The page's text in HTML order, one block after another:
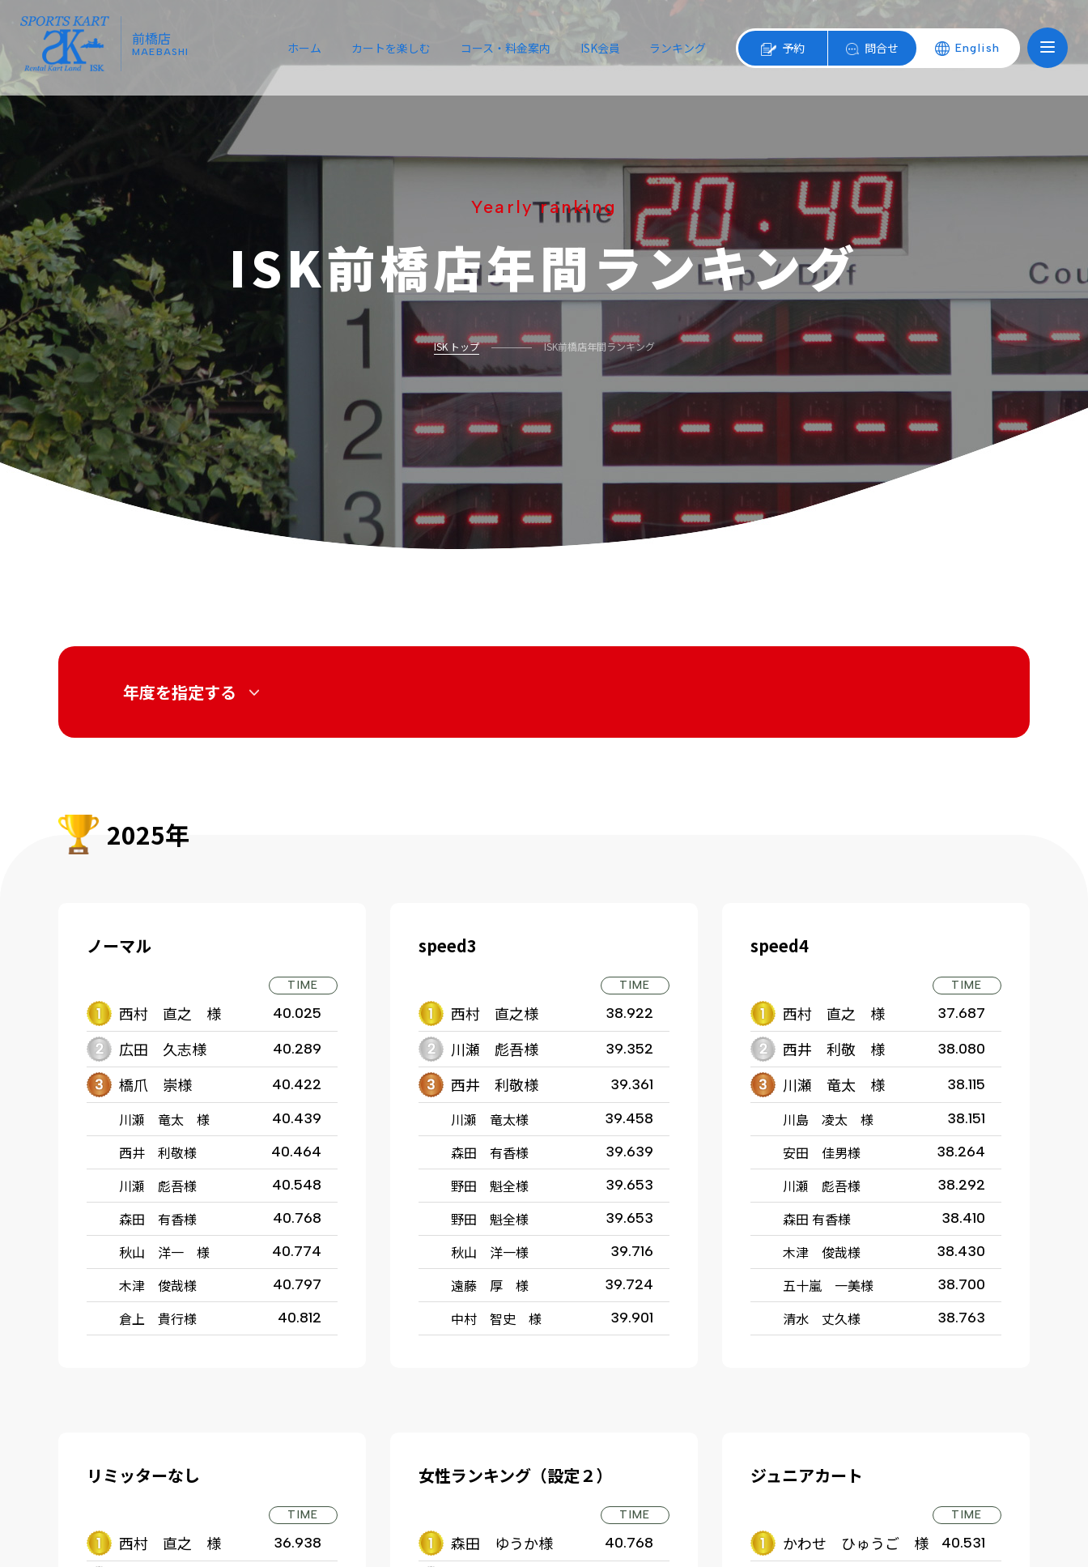
前橋店
MAEBASHI ホーム カートを楽しむ コース・料金案内 ISK会員 ランキング 予約 問合せ English
Yearly ranking
ISK前橋店年間ランキング
ISK トップ ISK前橋店年間ランキング
年度を指定する
2025年
ノーマル
TIME
西村 直之 様 40.025
広田 久志様 40.289
橋爪 崇様 40.422
川瀬 竜太 様 40.439
西井 利敬様 40.464
川瀬 彪吾様 40.548
森田 有香様 40.768
秋山 洋一 様 40.774
木津 俊哉様 40.797
倉上 貴行様 40.812
speed3
TIME
西村 直之様 38.922
川瀬 彪吾様 39.352
西井 利敬様 39.361
川瀬 竜太様 39.458
森田 有香様 39.639
野田 魁全様 39.653
野田 魁全様 39.653
秋山 洋一様 39.716
遠藤 厚 様 39.724
中村 智史 様 39.901
speed4
TIME
西村 直之 様 37.687
西井 利敬 様 38.080
川瀬 竜太 様 38.115
川島 凌太 様 38.151
安田 佳男様 38.264
川瀬 彪吾様 38.292
森田 有香様 38.410
木津 俊哉様 38.430
五十嵐 一美様 38.700
清水 丈久様 38.763
リミッターなし
TIME
西村 直之 様 36.938
女性ランキング（設定２）
TIME
森田 ゆうか様 40.768
ジュニアカート
TIME
かわせ ひゅうご 様 40.531